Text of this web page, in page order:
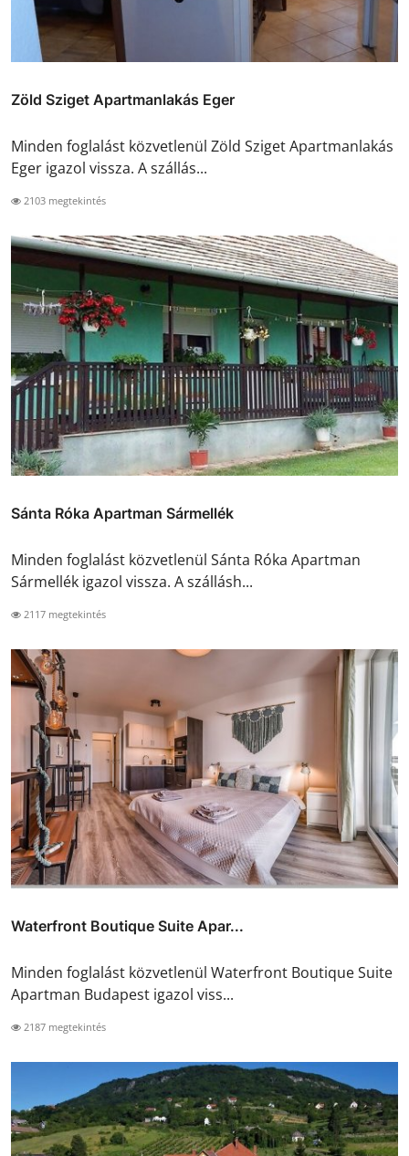
Zöld Sziget Apartmanlakás Eger
Minden foglalást közvetlenül Zöld Sziget Apartmanlakás
Eger igazol vissza. A szállás...
2103 megtekintés
Sánta Róka Apartman Sármellék
Minden foglalást közvetlenül Sánta Róka Apartman
Sármellék igazol vissza. A szállásh...
2117 megtekintés
Waterfront Boutique Suite Apar...
Minden foglalást közvetlenül Waterfront Boutique Suite
Apartman Budapest igazol viss...
2187 megtekintés